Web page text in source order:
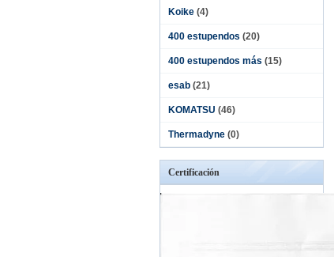
Koike (4)
400 estupendos (20)
400 estupendos más (15)
esab (21)
KOMATSU (46)
Thermadyne (0)
Certificación